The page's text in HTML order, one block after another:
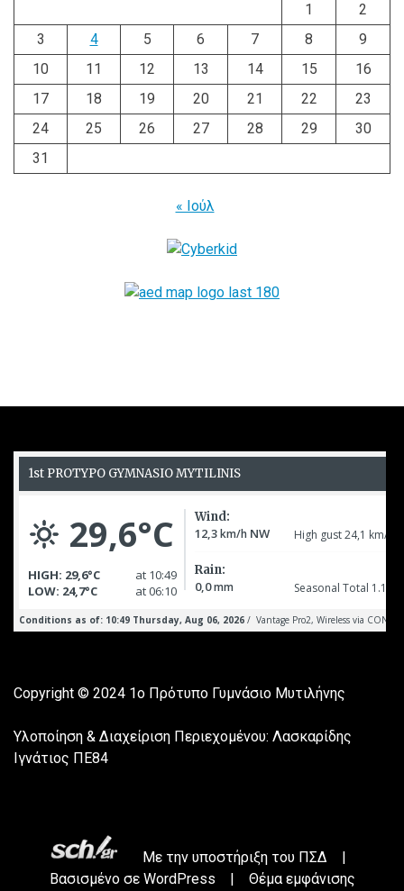
1
2
3
4 5 6 7 8
9
10
11 12 13 14 15
16
17
18 19 20 21 22
23
24
25 26 27 28 29
30
31
« Ιούλ
Copyright © 2024 1ο Πρότυπο Γυμνάσιο Μυτιλήνης
Υλοποίηση & Διαχείριση Περιεχομένου: Λασκαρίδης
Ιγνάτιος ΠΕ84
Με την υποστήριξη του ΠΣΔ
Βασισμένο σε WordPress Θέμα εμφάνισης